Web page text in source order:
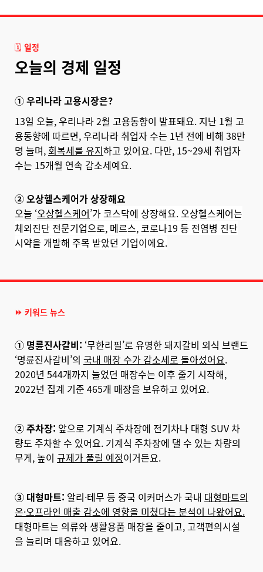
🗓️ 일정
오늘의 경제 일정
① 우리나라 고용시장은?
13일 오늘, 우리나라 2월 고용동향이 발표돼요. 지난 1월 고
용동향에 따르면, 우리나라 취업자 수는 1년 전에 비해 38만
명 늘며, 회복세를 유지하고 있어요. 다만, 15~29세 취업자
수는 15개월 연속 감소세예요.
② 오상헬스케어가 상장해요
오늘 ‘오상헬스케어’가 코스닥에 상장해요. 오상헬스케어는
체외진단 전문기업으로, 메르스, 코로나19 등 전염병 진단
시약을 개발해 주목 받았던 기업이에요.
⏩ 키워드 뉴스
① 명륜진사갈비: ‘무한리필’로 유명한 돼지갈비 외식 브랜드
‘명륜진사갈비’의 국내 매장 수가 감소세로 돌아섰어요.
2020년 544개까지 늘었던 매장수는 이후 줄기 시작해,
2022년 집계 기준 465개 매장을 보유하고 있어요.
② 주차장: 앞으로 기계식 주차장에 전기차나 대형 SUV 차
량도 주차할 수 있어요. 기계식 주차장에 댈 수 있는 차량의
무게, 높이 규제가 풀릴 예정이거든요.
③ 대형마트: 알리·테무 등 중국 이커머스가 국내 대형마트의
온·오프라인 매출 감소에 영향을 미쳤다는 분석이 나왔어요.
대형마트는 의류와 생활용품 매장을 줄이고, 고객편의시설
을 늘리며 대응하고 있어요.